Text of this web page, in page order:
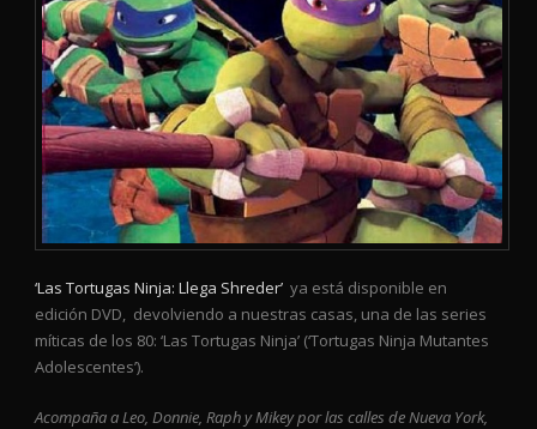
‘Las Tortugas Ninja: Llega Shreder’ ya está disponible en
edición DVD, devolviendo a nuestras casas, una de las series
míticas de los 80: ‘Las Tortugas Ninja’ (‘Tortugas Ninja Mutantes
Adolescentes’).
Acompaña a Leo, Donnie, Raph y Mikey por las calles de Nueva York,